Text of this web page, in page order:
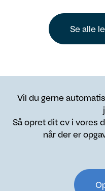
Se alle
Vil du gerne
Så opret dit cv i vores
når der er